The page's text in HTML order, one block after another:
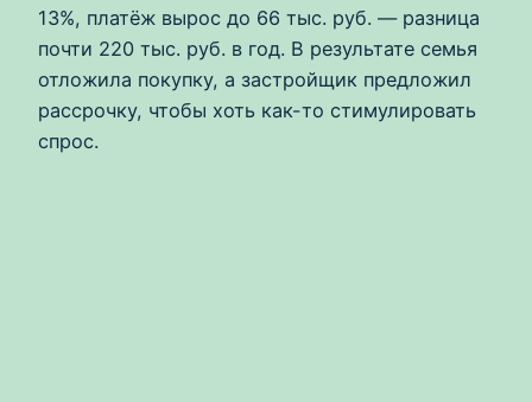
13%, платёж вырос до 66 тыс. руб. — разница
почти 220 тыс. руб. в год. В результате семья
отложила покупку, а застройщик предложил
рассрочку, чтобы хоть как-то стимулировать
спрос.